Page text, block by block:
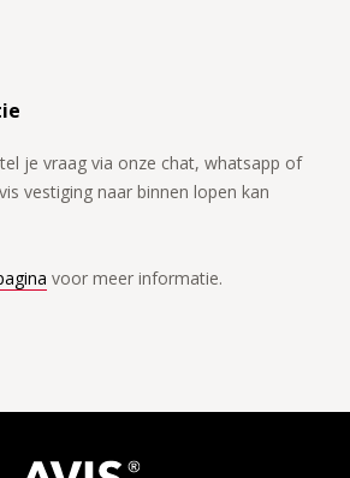
je vraag via onze chat, whatsapp of
vestiging naar binnen lopen kan
voor meer informatie.